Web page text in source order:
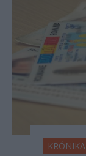
KRÓNIKA